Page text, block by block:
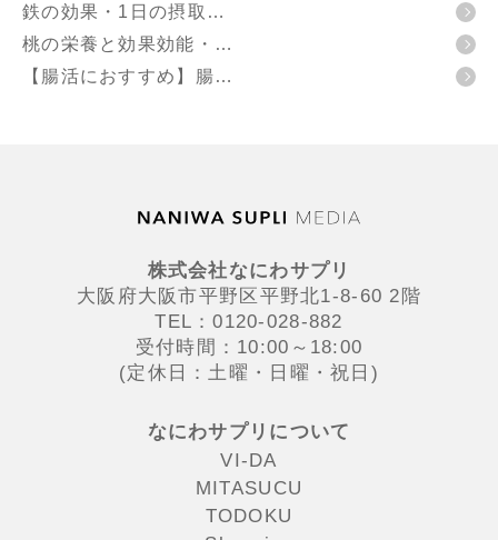
鉄の効果・1日の摂取…
桃の栄養と効果効能・…
【腸活におすすめ】腸…
株式会社なにわサプリ
大阪府大阪市平野区平野北1-8-60 2階
TEL：0120-028-882
受付時間：10:00～18:00
(定休日：土曜・日曜・祝日)
なにわサプリについて
VI-DA
MITASUCU
TODOKU